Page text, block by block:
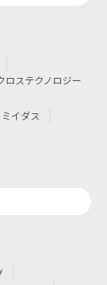
ロステクノロジー
ミイダス